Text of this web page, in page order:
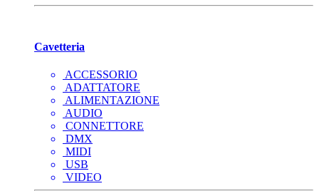
Cavetteria
ACCESSORIO
ADATTATORE
ALIMENTAZIONE
AUDIO
CONNETTORE
DMX
MIDI
USB
VIDEO